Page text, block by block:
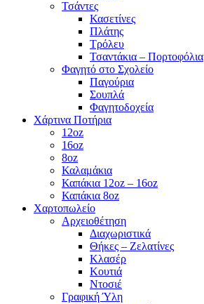
Τσάντες
Κασετίνες
Πλάτης
Τρόλευ
Τσαντάκια – Πορτοφόλια
Φαγητό στο Σχολείο
Παγούρια
Σουπλά
Φαγητοδοχεία
Χάρτινα Ποτήρια
12oz
16oz
8oz
Καλαμάκια
Καπάκια 12oz – 16oz
Καπάκια 8oz
Χαρτοπωλείο
Αρχειοθέτηση
Διαχωριστικά
Θήκες – Ζελατίνες
Κλασέρ
Κουτιά
Ντοσιέ
Γραφική Ύλη